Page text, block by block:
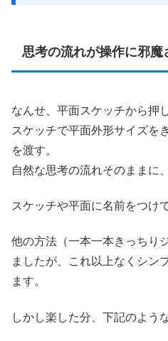
思考の流れが操作に邪魔
なんせ、平面スケッチから押
スケッチで平面外形サイズを
を渡す。
自然な思考の流れそのままに
スケッチや平面に名前をつけ
他の方法（一本一本きっちり
ましたが、これ以上なくシン
ます。
しかし楽した分、下記のよう